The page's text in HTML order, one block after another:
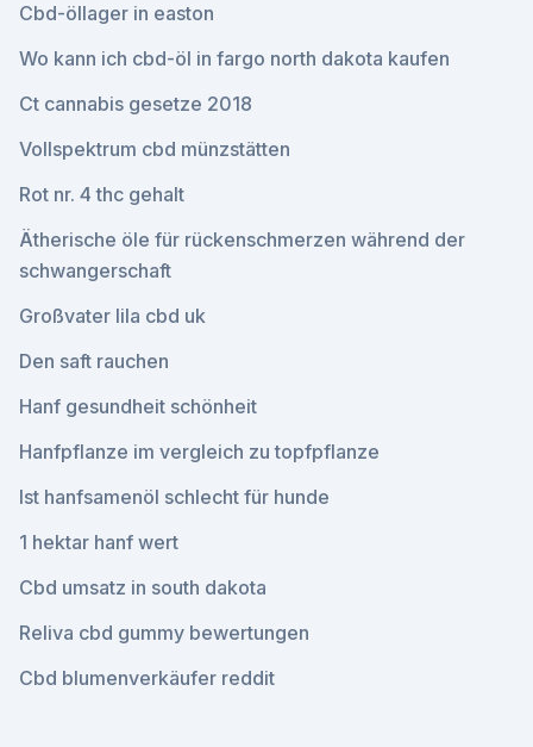
Cbd-öllager in easton
Wo kann ich cbd-öl in fargo north dakota kaufen
Ct cannabis gesetze 2018
Vollspektrum cbd münzstätten
Rot nr. 4 thc gehalt
Ätherische öle für rückenschmerzen während der
schwangerschaft
Großvater lila cbd uk
Den saft rauchen
Hanf gesundheit schönheit
Hanfpflanze im vergleich zu topfpflanze
Ist hanfsamenöl schlecht für hunde
1 hektar hanf wert
Cbd umsatz in south dakota
Reliva cbd gummy bewertungen
Cbd blumenverkäufer reddit